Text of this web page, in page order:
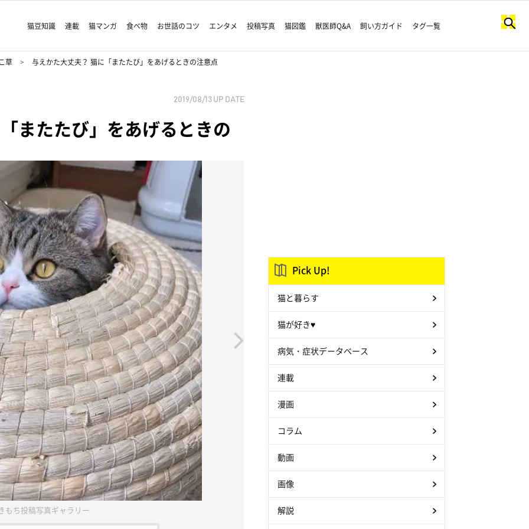
猫豆知識 連載 猫マンガ 食べ物 お世話のコツ エンタメ 投稿写真 猫図鑑 獣医師Q&A 飼い方ガイド タグ一覧
草 与えかた大丈夫？ 猫に「またたび」をあげるときの注意点
2019/08/13 UP DATE
またたび」をあげるときの
もち投稿写真ギャラリー
Pick Up!
猫と暮らす
猫が好き♥
病気・症状データベース
連載
漫画
コラム
動画
画像
解説